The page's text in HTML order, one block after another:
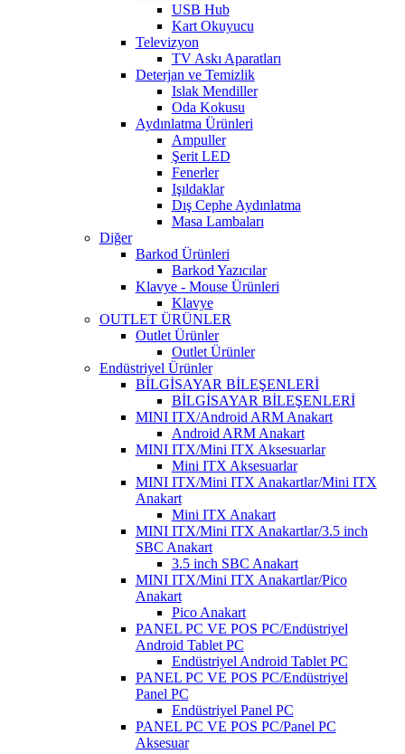
USB Hub
Kart Okuyucu
Televizyon
TV Askı Aparatları
Deterjan ve Temizlik
Islak Mendiller
Oda Kokusu
Aydınlatma Ürünleri
Ampuller
Şerit LED
Fenerler
Işıldaklar
Dış Cephe Aydınlatma
Masa Lambaları
Diğer
Barkod Ürünleri
Barkod Yazıcılar
Klavye - Mouse Ürünleri
Klavye
OUTLET ÜRÜNLER
Outlet Ürünler
Outlet Ürünler
Endüstriyel Ürünler
BİLGİSAYAR BİLEŞENLERİ
BİLGİSAYAR BİLEŞENLERİ
MINI ITX/Android ARM Anakart
Android ARM Anakart
MINI ITX/Mini ITX Aksesuarlar
Mini ITX Aksesuarlar
MINI ITX/Mini ITX Anakartlar/Mini ITX
Anakart
Mini ITX Anakart
MINI ITX/Mini ITX Anakartlar/3.5 inch
SBC Anakart
3.5 inch SBC Anakart
MINI ITX/Mini ITX Anakartlar/Pico
Anakart
Pico Anakart
PANEL PC VE POS PC/Endüstriyel
Android Tablet PC
Endüstriyel Android Tablet PC
PANEL PC VE POS PC/Endüstriyel
Panel PC
Endüstriyel Panel PC
PANEL PC VE POS PC/Panel PC
Aksesuar